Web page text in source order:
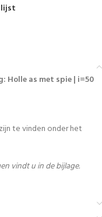
Holle as met spie | i=50
te vinden onder het
vindt u in de bijlage.